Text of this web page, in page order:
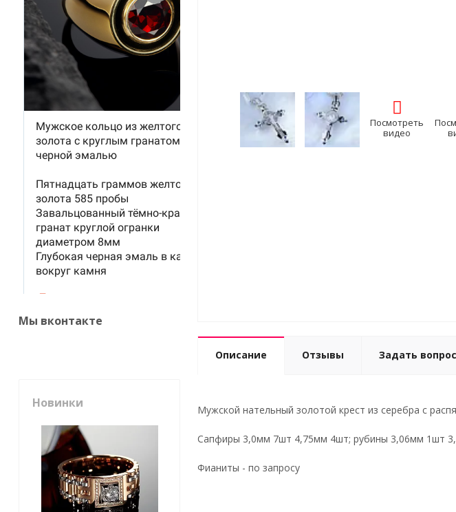
Посмотреть
видео
Описание Отзывы Задать вопрос
Мужской нательный золотой крест из серебра с
Сапфиры 3,0мм 7шт 4,75мм 4шт; рубины 3,06мм 1шт
Фианиты - по запросу
Мы вконтакте
Новинки